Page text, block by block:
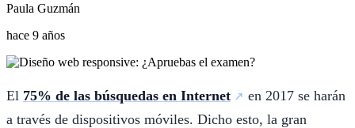
Paula Guzmán
hace 9 años
El 75% de las búsquedas en Internet
en 2017 se harán
a través de dispositivos móviles. Dicho esto, la gran